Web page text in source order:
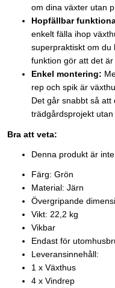
om dina växter utan
Hopfällbar
enkelt fälla ihop
superpraktiskt om du
funktion gör att det
Enkel montering:
rep och spik är
Det går snabbt så
trädgårdsprojekt utan
Bra att veta:
Denna produkt är
Färg: Grön
Material: Järn
Övergripande
Vikt: 22,2 kg
Vikbar
Endast för
Leveransinnehåll:
1 x Växthus
4 x Vindrep